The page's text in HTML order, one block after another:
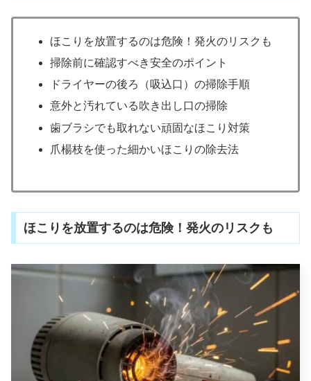
ほこりを放置するのは危険！発火のリスクも
掃除前に確認すべき安全のポイント
ドライヤーの後ろ（吸込口）の掃除手順
意外と汚れている吹き出し口の掃除
歯ブラシでも取れない頑固なほこり対策
爪楊枝を使った細かいほこりの除去法
ほこりを放置するのは危険！発火のリスクも